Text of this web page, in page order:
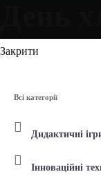
Закрити
Всі категорії
Дидактичні
Інноваційні